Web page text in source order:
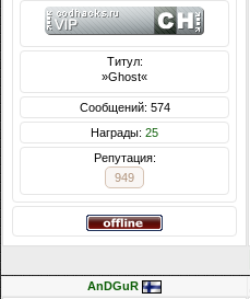
Титул:
»Ghost«
Сообщений: 574
Награды: 25
Репутация:
949
AnDGuR